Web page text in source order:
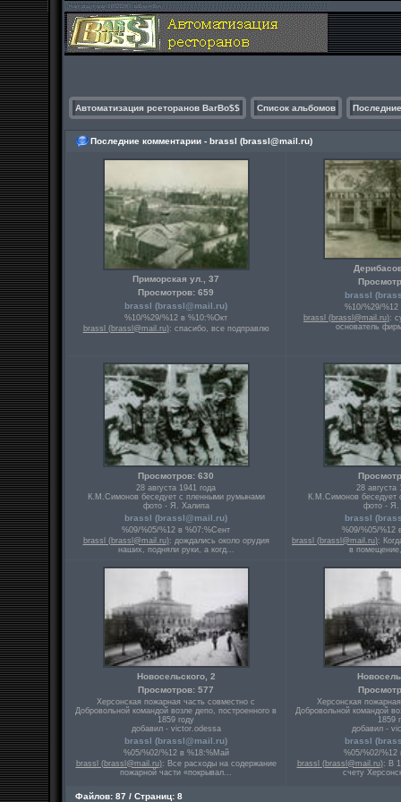
Автоматизация рсеторанов BarBo$$ Список альбомов
Последние комментарии - brassl (brassl@mail.ru)
Приморская ул., 37
Просмотров: 659
brassl (brassl@mail.ru)
%10/%29/%12 в %10:%Окт
brassl (brassl@mail.ru): спасибо, все подправлю
brassl (
%10/%29/%12
brassl (brassl@mail.ru):
основатель
Просмотров: 630
28 августа 1941 года
К.М.Симонов беседует с пленными румынами
фото - Я. Халипа
brassl (brassl@mail.ru)
%09/%05/%12 в %07:%Сент
brassl (brassl@mail.ru): дождались около орудия
наших, подняли руки, а когд...
28 августа
К.М.Симонов беседует
фото - Я.
brassl (
%09/%05/%12
brassl (brassl@mail.ru):
в
Новосельского, 2
Просмотров: 577
Херсонская пожарная часть совместно с
Добровольной командой возле депо, построенного в
1859 году
добавил - victor.odessa
brassl (brassl@mail.ru)
%05/%02/%12 в %18:%Май
brassl (brassl@mail.ru): Все расходы на содержание
пожарной части «покрывал...
Херсонская
Добровольной командой
1859
добавил -
brassl (
%05/%02/
brassl (brassl@mail.ru): В
счету
Файлов: 87 / Страниц: 8